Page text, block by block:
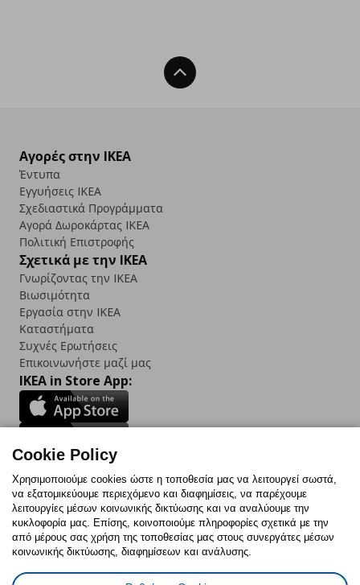
Back To Top
Αγορές στην IKEA
Έντυπα
Εγγυήσεις IKEA
Σχεδιαστικά Προγράμματα
Αγορά Δωρoκάρτας IKEA
Πολιτική Επιστροφής
Σχετικά με την IKEA
Γνωρίζοντας την IKEA
Βιωσιμότητα
Εργασία στην IKEA
Καταστήματα
Συχνές Ερωτήσεις
Επικοινωνήστε μαζί μας
IKEA in Store App:
Follow us:
FacebookInstagram
TikTokYoutubePinterestTwitter
Cookie Policy
Χρησιμοποιούμε cookies ώστε η τοποθεσία μας να λειτουργεί σωστά,
να εξατομικεύουμε περιεχόμενο και διαφημίσεις, να παρέχουμε
λειτουργίες μέσων κοινωνικής δικτύωσης και να αναλύουμε την
κυκλοφορία μας. Επίσης, κοινοποιούμε πληροφορίες σχετικά με την
από μέρους σας χρήση της τοποθεσίας μας στους συνεργάτες μέσων
κοινωνικής δικτύωσης, διαφημίσεων και ανάλυσης.